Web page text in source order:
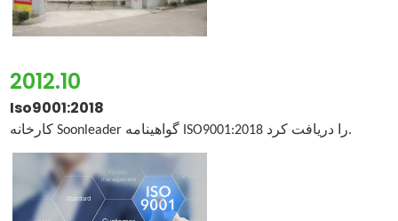
2012.10
Iso9001:2018
کارخانه Soonleader گواهینامه ISO9001:2018 را دریافت کرد.